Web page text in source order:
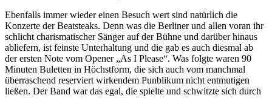
Ebenfalls immer wieder einen Besuch wert sind natürlich die
Konzerte der Beatsteaks. Denn was die Berliner und allen voran ihr
schlicht charismatischer Sänger auf der Bühne und darüber hinaus
abliefern, ist feinste Unterhaltung und die gab es auch diesmal ab
der ersten Note vom Opener „As I Please“. Was folgte waren 90
Minuten Buletten in Höchstform, die sich auch vom manchmal
überraschend reserviert wirkendem Punblikum nicht entmutigen
ließen. Der Band war das egal, die spielte und schwitzte sich durch